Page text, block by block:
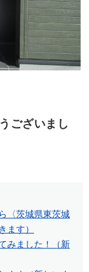
ございまし
〈茨城県東茨城
ます）
みました！（新